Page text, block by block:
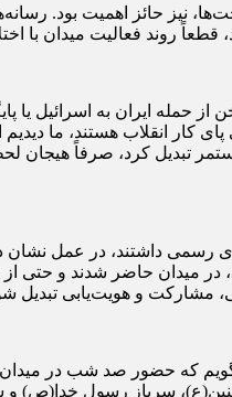
نیز حائز اهمیت بود.
روند فعالیت میدان با
ایران به اسرائیل یا
انقلاب هستند، ما
تبدیل کرد، صرفاً هیجان
رسمی داشتند، در عمل نشان
میدان حاضر شدند و حتی از
مشارکت و هویت‌یابی تبدیل
در حوزه علمیه خواهران، صادقانه می‌گویم
سرباز رسول خدا(ص)